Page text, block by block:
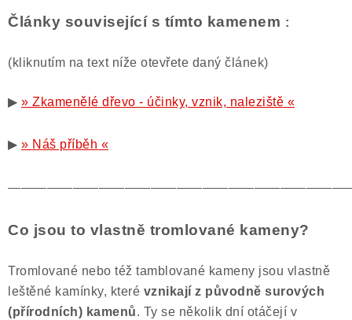
Články související s tímto kamenem :
(kliknutím na text níže otevřete daný článek)
▶ » Zkamenělé dřevo - účinky, vznik, naleziště «
▶ » Náš příběh «
Co jsou to vlastně tromlované kameny?
Tromlované nebo též tamblované kameny jsou vlastně
leštěné kamínky, které vznikají z původně surových
(přírodních) kamenů. Ty se několik dní otáčejí v